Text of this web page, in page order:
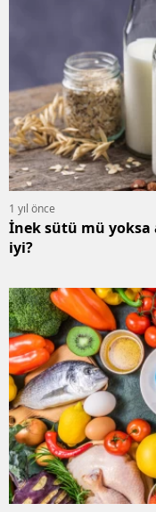
1 yıl önce
İnek sütü mü
iyi?